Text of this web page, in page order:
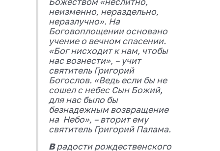
неизменно, нераздельно,
неразлучно». На
Боговоплощении основано
учение о вечном спасении.
«Бог нисходит к нам, чтобы
нас вознести», – учит
святитель Григорий
Богослов. «Ведь если бы не
сошел с небес Сын Божий,
для нас было бы
безнадежным возвращение
на Небо», – вторит ему
святитель Григорий Палама.
Врадости рождественского